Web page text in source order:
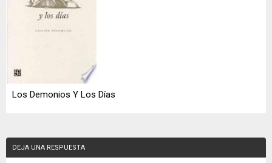
Los Demonios Y Los Días
DEJA UNA RESPUESTA